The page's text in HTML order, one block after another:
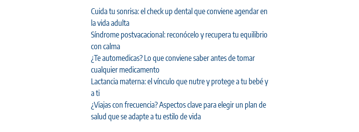
Cuida tu sonrisa: el check up dental que conviene agendar en
la vida adulta
Síndrome postvacacional: reconócelo y recupera tu equilibrio
con calma
¿Te automedicas? Lo que conviene saber antes de tomar
cualquier medicamento
Lactancia materna: el vínculo que nutre y protege a tu bebé y
a ti
¿Viajas con frecuencia? Aspectos clave para elegir un plan de
salud que se adapte a tu estilo de vida